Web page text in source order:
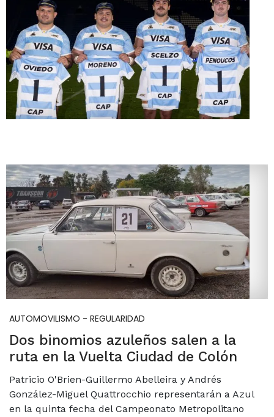
AUTOMOVILISMO - REGULARIDAD
Dos binomios azuleños salen a la
ruta en la Vuelta Ciudad de Colón
Patricio O'Brien-Guillermo Abelleira y Andrés
González-Miguel Quattrocchio representarán a Azul
en la quinta fecha del Campeonato Metropolitano